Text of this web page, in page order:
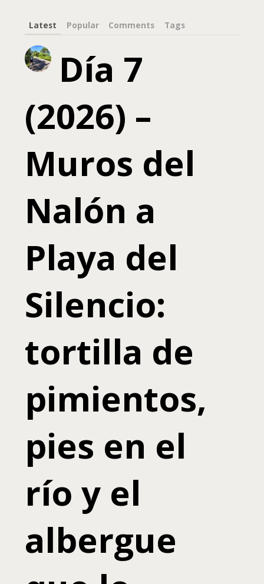
Latest Popular Comments Tags
Día 7
(2026) –
Muros del
Nalón a
Playa del
Silencio:
tortilla de
pimientos,
pies en el
río y el
albergue